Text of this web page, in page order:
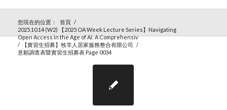
您現在的位置： 首頁 /
2025.10.14 (W2) 【2025 OA Week Lecture Series】Navigating
Open Access in the Age of Ai: A Comprehensiv
/
【實習生招募】牧羊人居家服務整合有限公司 /
意願調查表暨實習生招募表 Page 0034